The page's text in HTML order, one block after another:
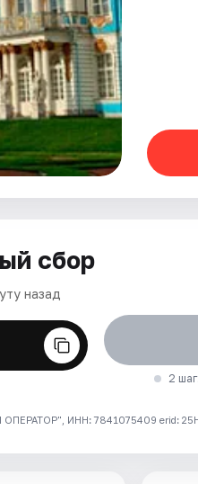
сбор
назад
2
ИНН: 7841075409 erid: